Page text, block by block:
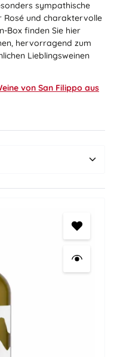
sympathische
Rosé und charaktervolle
Box finden Sie hier
hervorragend zum
Lieblingsweinen
von San Filippo aus